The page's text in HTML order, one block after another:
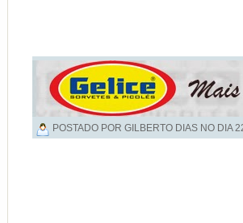
POSTADO POR GILBERTO DIAS NO DIA